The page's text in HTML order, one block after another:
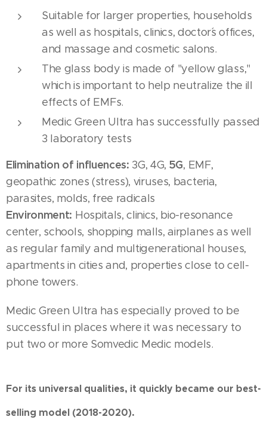
Suitable for larger properties, households
as well as hospitals, clinics, doctor´s offices,
and massage and cosmetic salons.
The glass body is made of "yellow glass,"
which is important to help neutralize the ill
effects of EMFs.
Medic Green Ultra has successfully passed
3 laboratory tests
Elimination of influences: 3G, 4G, 5G, EMF,
geopathic zones (stress), viruses, bacteria,
parasites, molds, free radicals
Environment: Hospitals, clinics, bio-resonance
center, schools, shopping malls, airplanes as well
as regular family and multigenerational houses,
apartments in cities and, properties close to cell-
phone towers.
Medic Green Ultra has especially proved to be
successful in places where it was necessary to
put two or more Somvedic Medic models.
For its universal qualities, it quickly became our best-
selling model (2018-2020).